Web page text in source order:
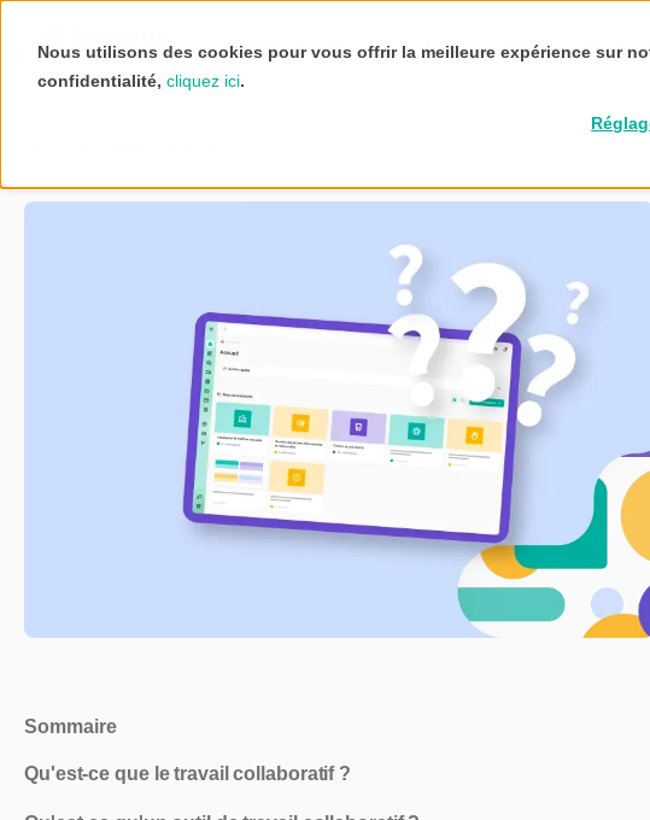
Nous utilisons des cookies pour vous offrir la meilleure expérience sur
confidentialité, cliquez ici.
Votre secteur Nos fonctionnalités Nos
Sommaire
Qu'est-ce que le travail collaboratif ?